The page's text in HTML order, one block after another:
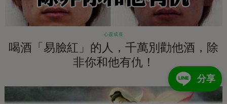
分享
心靈成長
喝酒「易臉紅」的人，千萬別勸他酒，除
非你和他有仇！